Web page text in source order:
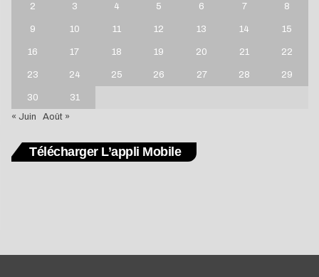
2 3 4 5 6 7 8
9 10 11 12 13 14 15
16 17 18 19 20 21 22
23 24 25 26 27 28 29
30
31
« Juin
Août »
Télécharger L’appli Mobile